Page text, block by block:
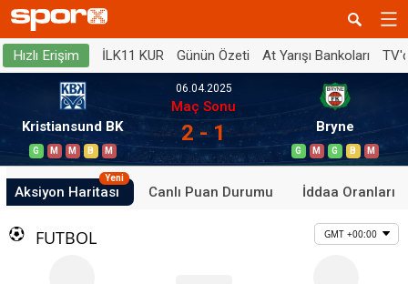
Hızlı Erişim İLK11 KUR Günün Özeti At Yarışı Bankoları
Kristiansund BK
G M M B M
06.04.2025
Maç Sonu
2 - 1 Bryne
G M G B M
Aksiyon Haritası
Yeni
Canlı Puan Durumu İddaa Oranları
FUTBOL GMT +00:00